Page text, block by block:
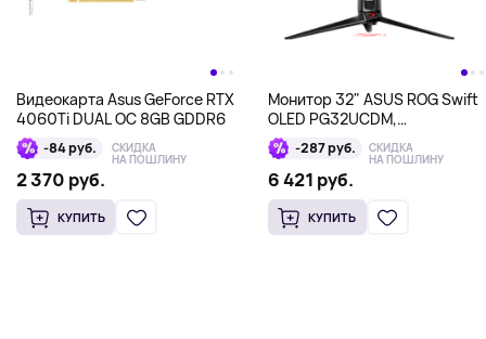
Видеокарта Asus GeForce RTX
4060Ti DUAL OC 8GB GDDR6
-84 руб. СКИДКА
НА ПОШЛИНУ
2 370 руб.
КУПИТЬ
Монитор 32" ASUS ROG Swift
OLED PG32UCDM,
3840x2160, IPS, черный
-287 руб. СКИДКА
НА ПОШЛИНУ
6 421 руб.
КУПИТЬ